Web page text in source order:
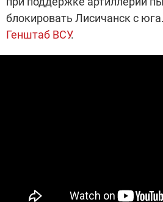
блокировать Лисичанск с
Генштаб ВСУ.